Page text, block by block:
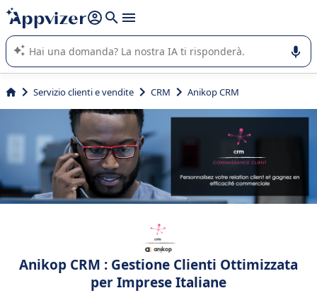
righe con
shift + enter
L'IA di Appvizer vi guida nell'utilizzo o nella scelta di un
software SaaS per la vostra azienda.
Servizio clienti e vendite CRM Anikop CRM
Anikop CRM : Gestione Clienti Ottimizzata
per Imprese Italiane